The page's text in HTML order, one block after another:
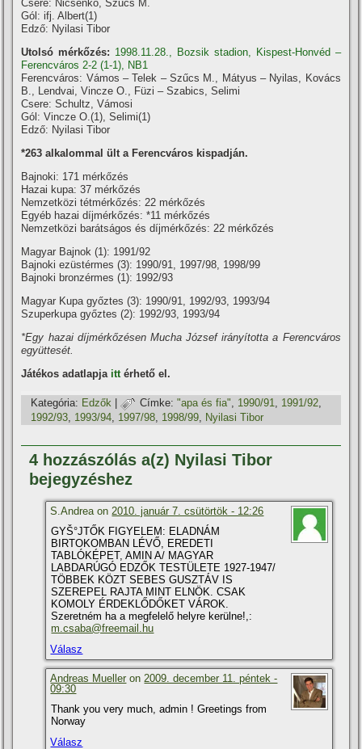
Csere: Nicsenko, Szűcs M.
Gól: ifj. Albert(1)
Edző: Nyilasi Tibor
Utolsó mérkőzés: 1998.11.28., Bozsik stadion, Kispest-Honvéd –
Ferencváros 2-2 (1-1), NB1
Ferencváros: Vámos – Telek – Szűcs M., Mátyus – Nyilas, Kovács
B., Lendvai, Vincze O., Füzi – Szabics, Selimi
Csere: Schultz, Vámosi
Gól: Vincze O.(1), Selimi(1)
Edző: Nyilasi Tibor
*263 alkalommal ült a Ferencváros kispadján.
Bajnoki: 171 mérkőzés
Hazai kupa: 37 mérkőzés
Nemzetközi tétmérkőzés: 22 mérkőzés
Egyéb hazai dí­jmérkőzés: *11 mérkőzés
Nemzetközi barátságos és dí­jmérkőzés: 22 mérkőzés
Magyar Bajnok (1): 1991/92
Bajnoki ezüstérmes (3): 1990/91, 1997/98, 1998/99
Bajnoki bronzérmes (1): 1992/93
Magyar Kupa győztes (3): 1990/91, 1992/93, 1993/94
Szuperkupa győztes (2): 1992/93, 1993/94
*Egy hazai díjmérkőzésen Mucha József irányí­totta a Ferencváros
együttesét.
Játékos adatlapja ittérhető el.
Kategória: Edzők | Címke: "apa és fia", 1990/91, 1991/92,
1992/93, 1993/94, 1997/98, 1998/99, Nyilasi Tibor
4 hozzászólás a(z) Nyilasi Tibor
bejegyzéshez
S.Andrea on2010. január 7. csütörtök - 12:26
GYŠ°JTŐK FIGYELEM: ELADNÁM
BIRTOKOMBAN LÉVŐ, EREDETI
TABLÓKÉPET, AMIN A/ MAGYAR
LABDARÚGÓ EDZŐK TESTÜLETE 1927-1947/
TÖBBEK KÖZT SEBES GUSZTÁV IS
SZEREPEL RAJTA MINT ELNÖK. CSAK
KOMOLY ÉRDEKLŐDŐKET VÁROK.
Szeretném ha a megfelelő helyre kerülne!,:
m.csaba@freemail.hu
Válasz
Andreas Mueller on2009. december 11. péntek -
09:30
Thank you very much, admin ! Greetings from
Norway
Válasz